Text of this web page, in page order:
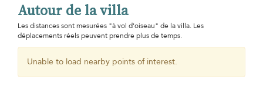
Autour de la villa
Les distances sont mesurées "à vol d'oiseau" de la villa. Les
déplacements réels peuvent prendre plus de temps.
Unable to load nearby points of interest.